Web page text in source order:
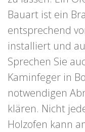
Bauart ist ein
entsprechend
installiert und
Sprechen Sie
Kaminfeger in
notwendigen
klären. Nicht
Holzofen kann